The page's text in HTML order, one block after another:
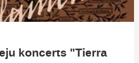
koncerts "Tierra